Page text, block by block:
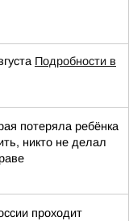
Подробности в
потеряла ребёнка
никто не делал
проходит